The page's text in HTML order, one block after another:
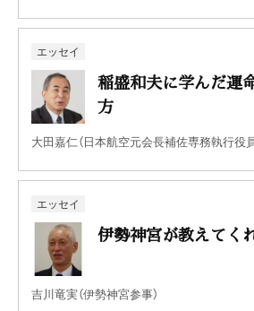
エッセイ
稲盛和夫に学んだ運
方
大田嘉仁（日本航空元会長補佐専務執行役員
エッセイ
伊勢神宮が教えてく
吉川竜実（伊勢神宮参事）